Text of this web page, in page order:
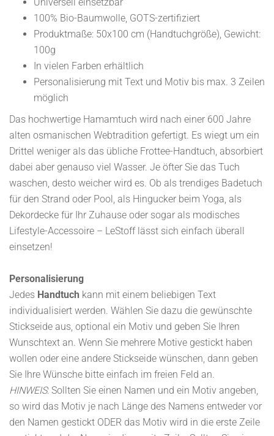
100% Bio-Baumwolle, GOTS-zertifiziert
Produktmaße: 50x100 cm (Handtuchgröße), Gewicht:
100g
In vielen Farben erhältlich
Personalisierung mit Text und Motiv bis max. 3 Zeilen
möglich
Das hochwertige Hamamtuch wird nach einer 600 Jahre
alten osmanischen Webtradition gefertigt. Es wiegt um ein
Drittel weniger als das übliche Frottee-Handtuch, absorbiert
dabei aber genauso viel Wasser. Je öfter Sie das Tuch
waschen, desto weicher wird es. Ob als trendiges Badetuch
für den Strand oder Pool, als Hingucker beim Yoga, als
Dekordecke für Ihr Zuhause oder sogar als modisches
Lifestyle-Accessoire – LeStoff lässt sich einfach überall
einsetzen!
Personalisierung
Jedes Handtuch kann mit einem beliebigen Text
individualisiert werden. Wählen Sie dazu die gewünschte
Stickseide aus, optional ein Motiv und geben Sie Ihren
Wunschtext an. Wenn Sie mehrere Motive gestickt haben
wollen oder eine andere Stickseide wünschen, dann geben
Sie Ihre Wünsche bitte einfach im freien Feld an.
HINWEIS: Sollten Sie einen Namen und ein Motiv angeben,
so wird das Motiv je nach Länge des Namens entweder vor
den Namen gestickt ODER das Motiv wird in die erste Zeile